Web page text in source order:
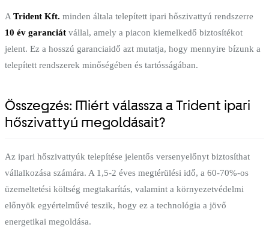
A Trident Kft. minden általa telepített ipari hőszivattyú rendszerre
10 év garanciát vállal, amely a piacon kiemelkedő biztosítékot
jelent. Ez a hosszú garanciaidő azt mutatja, hogy mennyire bízunk a
telepített rendszerek minőségében és tartósságában.
Összegzés: Miért válassza a Trident ipari
hőszivattyú megoldásait?
Az ipari hőszivattyúk telepítése jelentős versenyelőnyt biztosíthat
vállalkozása számára. A 1,5-2 éves megtérülési idő, a 60-70%-os
üzemeltetési költség megtakarítás, valamint a környezetvédelmi
előnyök egyértelművé teszik, hogy ez a technológia a jövő
energetikai megoldása.